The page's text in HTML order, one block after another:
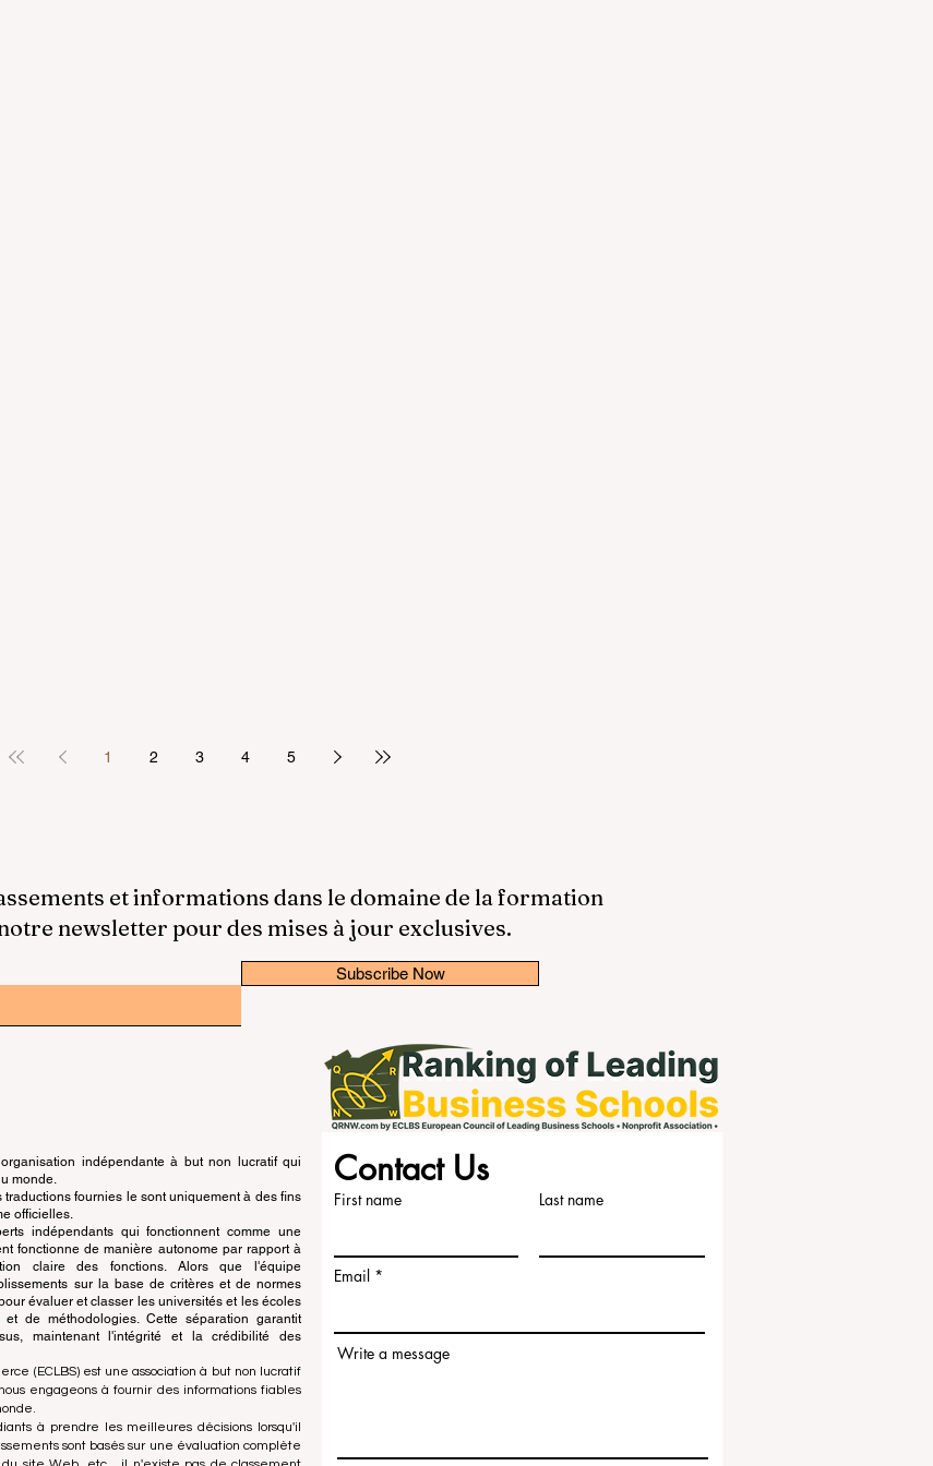
1 2 3 4 5
et informations dans le domaine de la formation
newsletter pour des mises à jour exclusives.
Subscribe Now
indépendante à but non lucratif qui
monde.
fournies le sont uniquement à des fins
officielles.
indépendants qui fonctionnent comme une
fonctionne de manière autonome par rapport à
claire des fonctions. Alors que l'équipe
sur la base de critères et de normes
évaluer et classer les universités et les écoles
de méthodologies. Cette séparation garantit
maintenant l'intégrité et la crédibilité des
(ECLBS) est une association à but non lucratif
engageons à fournir des informations fiables
à prendre les meilleures décisions lorsqu'il
sont basés sur une évaluation complète
Contact Us
First name Last name
Email
Write a message